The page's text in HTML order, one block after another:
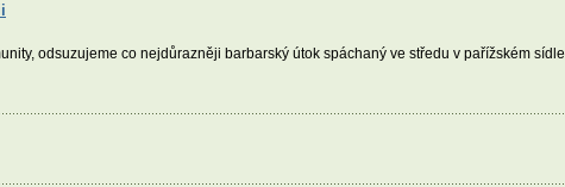
odsuzujeme co nejdůrazněji barbarský útok spáchaný ve středu v pařížském sídle